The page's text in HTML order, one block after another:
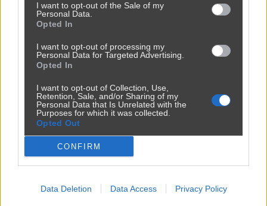
I want to opt-out of the Sale of my
Personal Data.
Opted In
I want to opt-out of processing my
Personal Data for Targeted Advertising.
Opted In
I want to opt-out of Collection, Use,
Retention, Sale, and/or Sharing of my
Personal Data that Is Unrelated with the
Purposes for which it was collected.
Opted Out
CONFIRM
Data Deletion Data Access Privacy Policy
Kobieta nie chciała otworzyć okna